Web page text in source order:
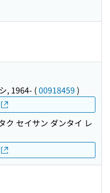
, 1964- (00918459 )
ク セイサン ダンタイ レ